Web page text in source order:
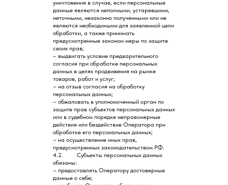
уничтожения в случае, если персональные
данные являются неполными, устаревшими,
неточными, незаконно полученными или не
являются необходимыми для заявленной цели
обработки, а также принимать
предусмотренные законом меры по защите
своих прав;
– выдвигать условие предварительного
согласия при обработке персональных
данных в целях продвижения на рынке
товаров, работ и услуг;
– на отзыв согласия на обработку
персональных данных;
– обжаловать в уполномоченный орган по
защите прав субъектов персональных данных
или в судебном порядке неправомерные
действия или бездействие Оператора при
обработке его персональных данных;
– на осуществление иных прав,
предусмотренных законодательством РФ.
4.2. Субъекты персональных данных
обязаны:
– предоставлять Оператору достоверные
данные о себе;